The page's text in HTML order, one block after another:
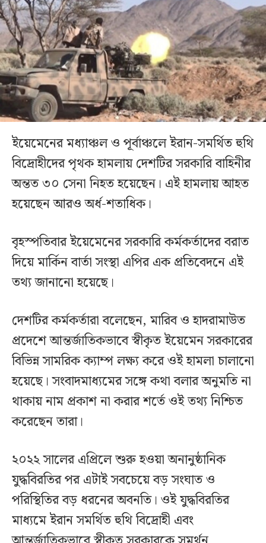
ইয়েমেনের মধ্যাঞ্চল ও পূর্বাঞ্চলে ইরান-সমর্থিত হুথি
বিদ্রোহীদের পৃথক হামলায় দেশটির সরকারি বাহিনীর
অন্তত ৩০ সেনা নিহত হয়েছেন। এই হামলায় আহত
হয়েছেন আরও অর্ধ-শতাধিক।
বৃহস্পতিবার ইয়েমেনের সরকারি কর্মকর্তাদের বরাত
দিয়ে মার্কিন বার্তা সংস্থা এপির এক প্রতিবেদনে এই
তথ্য জানানো হয়েছে।
দেশটির কর্মকর্তারা বলেছেন, মারিব ও হাদরামাউত
প্রদেশে আন্তর্জাতিকভাবে স্বীকৃত ইয়েমেন সরকারের
বিভিন্ন সামরিক ক্যাম্প লক্ষ্য করে ওই হামলা চালানো
হয়েছে। সংবাদমাধ্যমের সঙ্গে কথা বলার অনুমতি না
থাকায় নাম প্রকাশ না করার শর্তে ওই তথ্য নিশ্চিত
করেছেন তারা।
২০২২ সালের এপ্রিলে শুরু হওয়া অনানুষ্ঠানিক
যুদ্ধবিরতির পর এটাই সবচেয়ে বড় সংঘাত ও
পরিস্থিতির বড় ধরনের অবনতি। ওই যুদ্ধবিরতির
মাধ্যমে ইরান সমর্থিত হুথি বিদ্রোহী এবং